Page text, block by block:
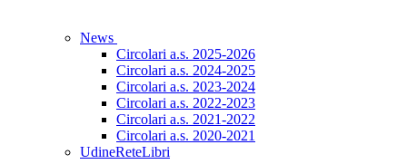
News
Circolari a.s. 2025-2026
Circolari a.s. 2024-2025
Circolari a.s. 2023-2024
Circolari a.s. 2022-2023
Circolari a.s. 2021-2022
Circolari a.s. 2020-2021
UdineReteLibri